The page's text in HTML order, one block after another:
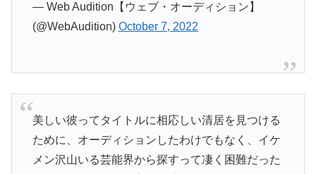
— Web Audition【ウェブ・オーディション】
(@WebAudition) October 7, 2022
美しい彼ってタイトルに相応しい清居を見つける
ために、オーディションしたわけでもなく、イケ
メン沢山いる芸能界から探すって凄く困難だった